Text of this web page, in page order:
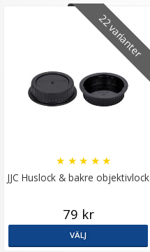
22 varianter
JJC Huslock & bakre objektivlock
★ ★ ★ ★ ★
79 kr
VÄLJ